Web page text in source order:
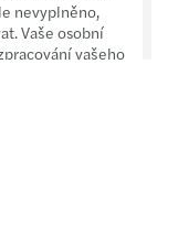
nevyplněno,
Vaše osobní
vašeho